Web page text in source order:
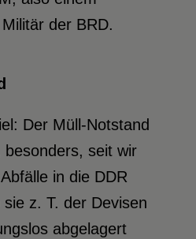
der BRD.
Der Müll-Notstand
seit wir
in die DDR
z. T. der Devisen
abgelagert